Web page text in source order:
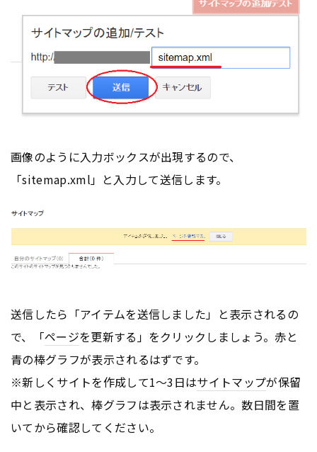
画像のように入力ボックスが出現するので、
「sitemap.xml」と入力して送信します。
送信したら「アイテムを送信しました」と表示されるの
で、「ページを更新する」をクリックしましょう。赤と
青の棒グラフが表示されるはずです。
※新しくサイトを作成して1～3日はサイトマップが保留
中と表示され、棒グラフは表示されません。数日間を置
いてから確認してください。